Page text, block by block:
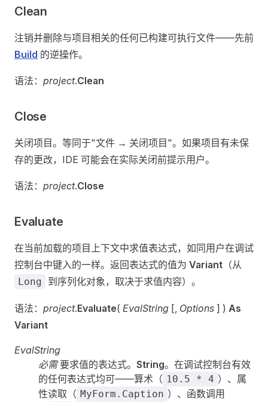
Clean
注销并删除与项目相关的任何已构建可执行文件——先前
Build 的逆操作。
语法： project.Clean
Close
关闭项目。等同于"文件 → 关闭项目"。如果项目有未保
存的更改，IDE 可能会在实际关闭前提示用户。
语法： project.Close
Evaluate
在当前加载的项目上下文中求值表达式，如同用户在调试
控制台中键入的一样。返回表达式的值为 Variant （从
Long 到序列化对象，取决于求值内容）。
语法： project.Evaluate( EvalString [, Options ] ) As
Variant
EvalString
必需要求值的表达式。 String。在调试控制台有效
的任何表达式均可——算术（ 10.5 * 4 ）、属
性读取（ MyForm.Caption ）、函数调用